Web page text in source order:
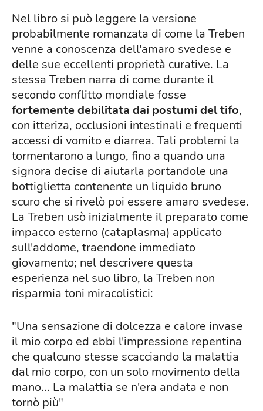
Nel libro si può leggere la versione
probabilmente romanzata di come la Treben
venne a conoscenza dell'amaro svedese e
delle sue eccellenti proprietà curative. La
stessa Treben narra di come durante il
secondo conflitto mondiale fosse
fortemente debilitata dai postumi del tifo,
con itteriza, occlusioni intestinali e frequenti
accessi di vomito e diarrea. Tali problemi la
tormentarono a lungo, fino a quando una
signora decise di aiutarla portandole una
bottiglietta contenente un liquido bruno
scuro che si rivelò poi essere amaro svedese.
La Treben usò inizialmente il preparato come
impacco esterno (cataplasma) applicato
sull'addome, traendone immediato
giovamento; nel descrivere questa
esperienza nel suo libro, la Treben non
risparmia toni miracolistici:
"Una sensazione di dolcezza e calore invase
il mio corpo ed ebbi l'impressione repentina
che qualcuno stesse scacciando la malattia
dal mio corpo, con un solo movimento della
mano... La malattia se n'era andata e non
tornò più"